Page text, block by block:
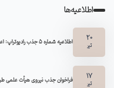
اطلاعیه‌ها
20
تیر اطلاعیه شماره 5 جذب رادیوتراپ: اعلام نتایج نهایی کارشناس رادیوتراپی
17
تیر فراخوان جذب نیروی هیأت علمی